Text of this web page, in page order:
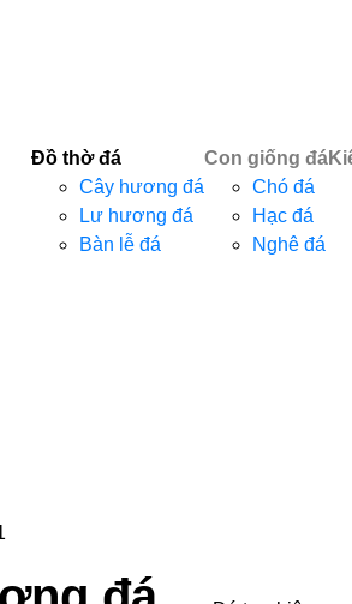
Đồ thờ đá
Cây hương đá
Lư hương đá
Bàn lễ đá
Con giống đá
Chó đá
Hạc đá
Nghê đá